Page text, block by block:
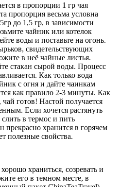
в пропорции 1 гр чая
пропорция весьма условна
до 1,5 гр, в зависимости
чайник или котелок
воды и поставьте на огонь.
свидетельствующих
в неё чайные листья.
стакан сырой воды. Процесс
Как только вода
с огня и дайте чаинкам
как правило 2-3 минуты. Как
готов! Настой получается
Если хочется растянуть
в термос и пить
прекрасно хранится в горячем
полезные свойства.
храниться, созревать и
его в темном месте, в